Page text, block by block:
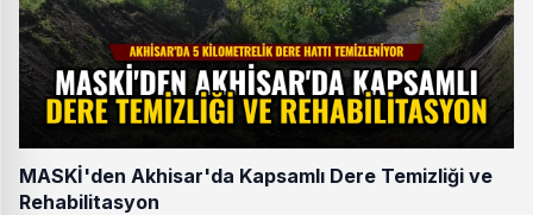
MASKİ'den Akhisar'da Kapsamlı Dere Temizliği ve
Rehabilitasyon